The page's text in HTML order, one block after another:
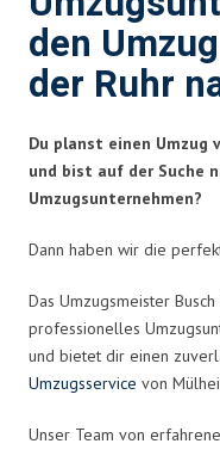
den
der Ruhr
Du planst einen Umzug
und bist auf der Suche
Umzugsunternehmen?
Dann haben wir die
Das Umzugsmeister
professionelles
und bietet dir einen
Umzugsservice von
Unser Team von